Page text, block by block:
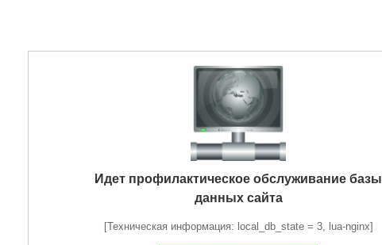
Идет профилактическое обслуживание базы
данных сайта
[Техническая информация: local_db_state = 3, lua-nginx]